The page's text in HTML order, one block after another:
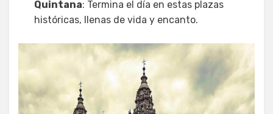
Quintana: Termina el día en estas plazas
históricas, llenas de vida y encanto.